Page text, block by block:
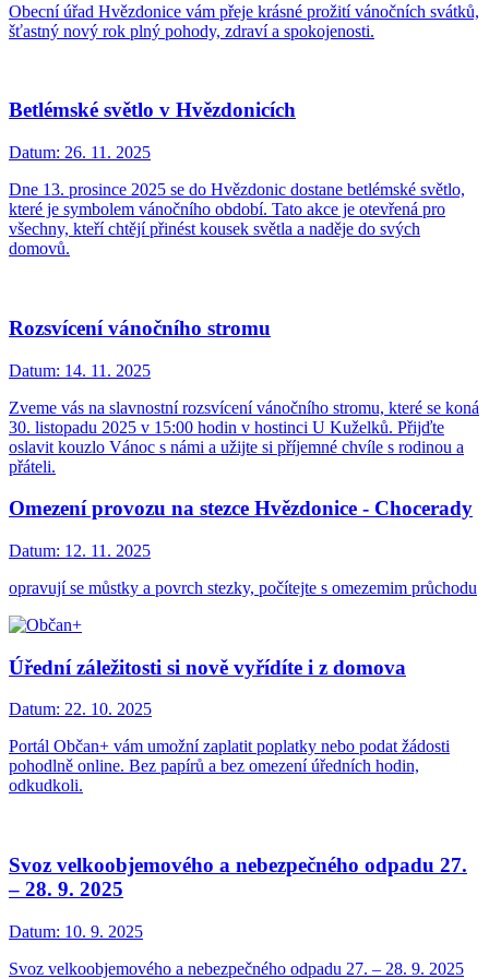
Obecní úřad Hvězdonice vám přeje krásné prožití vánočních svátků,
šťastný nový rok plný pohody, zdraví a spokojenosti.
Betlémské světlo v Hvězdonicích
Datum: 26. 11. 2025
Dne 13. prosince 2025 se do Hvězdonic dostane betlémské světlo,
které je symbolem vánočního období. Tato akce je otevřená pro
všechny, kteří chtějí přinést kousek světla a naděje do svých
domovů.
Rozsvícení vánočního stromu
Datum: 14. 11. 2025
Zveme vás na slavnostní rozsvícení vánočního stromu, které se koná
30. listopadu 2025 v 15:00 hodin v hostinci U Kuželků. Přijďte
oslavit kouzlo Vánoc s námi a užijte si příjemné chvíle s rodinou a
přáteli.
Omezení provozu na stezce Hvězdonice - Chocerady
Datum: 12. 11. 2025
opravují se můstky a povrch stezky, počítejte s omezemim průchodu
Úřední záležitosti si nově vyřídíte i z domova
Datum: 22. 10. 2025
Portál Občan+ vám umožní zaplatit poplatky nebo podat žádosti
pohodlně online. Bez papírů a bez omezení úředních hodin,
odkudkoli.
Svoz velkoobjemového a nebezpečného odpadu 27.
– 28. 9. 2025
Datum: 10. 9. 2025
Svoz velkoobjemového a nebezpečného odpadu 27. – 28. 9. 2025